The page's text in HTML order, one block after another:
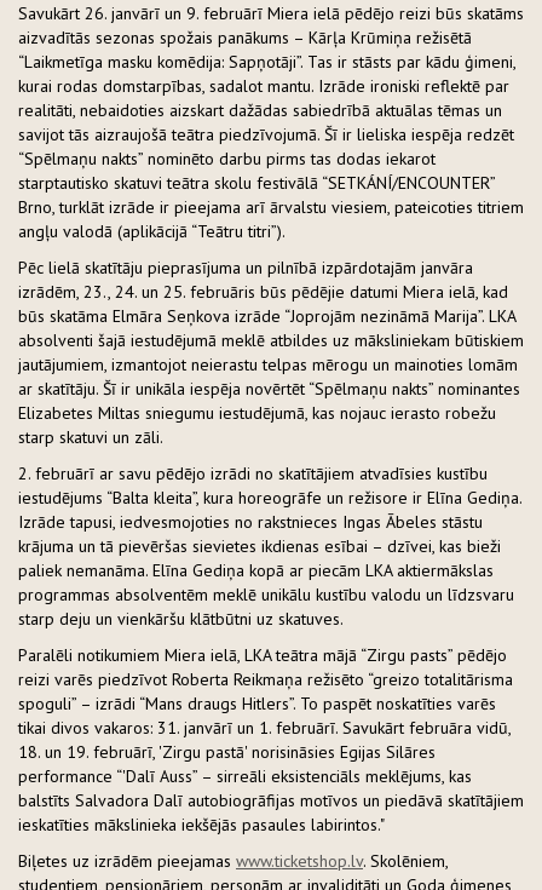
Savukārt 26. janvārī un 9. februārī Miera ielā pēdējo reizi būs skatāms
aizvadītās sezonas spožais panākums – Kārļa Krūmiņa režisētā
“Laikmetīga masku komēdija: Sapņotāji”. Tas ir stāsts par kādu ģimeni,
kurai rodas domstarpības, sadalot mantu. Izrāde ironiski reflektē par
realitāti, nebaidoties aizskart dažādas sabiedrībā aktuālas tēmas un
savijot tās aizraujošā teātra piedzīvojumā. Šī ir lieliska iespēja redzēt
“Spēlmaņu nakts” nominēto darbu pirms tas dodas iekarot
starptautisko skatuvi teātra skolu festivālā “SETKÁNÍ/ENCOUNTER”
Brno, turklāt izrāde ir pieejama arī ārvalstu viesiem, pateicoties titriem
angļu valodā (aplikācijā “Teātru titri”).
Pēc lielā skatītāju pieprasījuma un pilnībā izpārdotajām janvāra
izrādēm, 23., 24. un 25. februāris būs pēdējie datumi Miera ielā, kad
būs skatāma Elmāra Seņkova izrāde “Joprojām nezināmā Marija”. LKA
absolventi šajā iestudējumā meklē atbildes uz māksliniekam būtiskiem
jautājumiem, izmantojot neierastu telpas mērogu un mainoties lomām
ar skatītāju. Šī ir unikāla iespēja novērtēt “Spēlmaņu nakts” nominantes
Elizabetes Miltas sniegumu iestudējumā, kas nojauc ierasto robežu
starp skatuvi un zāli.
2. februārī ar savu pēdējo izrādi no skatītājiem atvadīsies kustību
iestudējums “Balta kleita”, kura horeogrāfe un režisore ir Elīna Gediņa.
Izrāde tapusi, iedvesmojoties no rakstnieces Ingas Ābeles stāstu
krājuma un tā pievēršas sievietes ikdienas esībai – dzīvei, kas bieži
paliek nemanāma. Elīna Gediņa kopā ar piecām LKA aktiermākslas
programmas absolventēm meklē unikālu kustību valodu un līdzsvaru
starp deju un vienkāršu klātbūtni uz skatuves.
Paralēli notikumiem Miera ielā, LKA teātra mājā “Zirgu pasts” pēdējo
reizi varēs piedzīvot Roberta Reikmaņa režisēto “greizo totalitārisma
spoguli” – izrādi “Mans draugs Hitlers”. To paspēt noskatīties varēs
tikai divos vakaros: 31. janvārī un 1. februārī. Savukārt februāra vidū,
18. un 19. februārī, 'Zirgu pastā' norisināsies Egijas Silāres
performance “'Dalī Auss” – sirreāli eksistenciāls meklējums, kas
balstīts Salvadora Dalī autobiogrāfijas motīvos un piedāvā skatītājiem
ieskatīties mākslinieka iekšējās pasaules labirintos."
Biļetes uz izrādēm pieejamas www.ticketshop.lv. Skolēniem,
studentiem, pensionāriem, personām ar invaliditāti un Goda ģimenes